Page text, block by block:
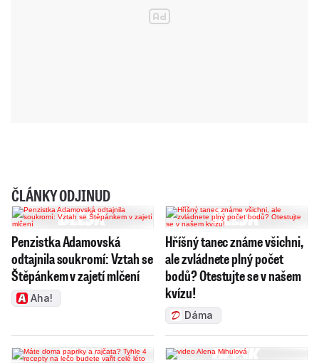
ČLÁNKY ODJINUD
Penzistka Adamovská
odtajnila soukromí: Vztah se
Štěpánkem v zajetí mlčení
Aha!
Hříšný tanec známe všichni,
ale zvládnete plný počet
bodů? Otestujte se v našem
kvízu!
Dáma